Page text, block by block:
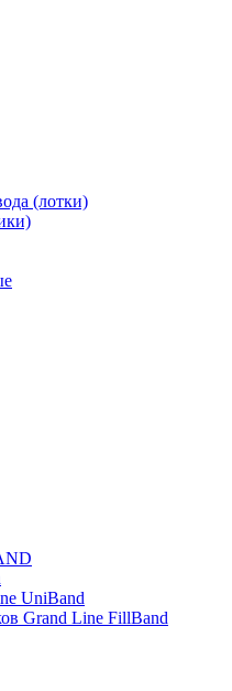
(лотки)
UniBand
Grand Line FillBand